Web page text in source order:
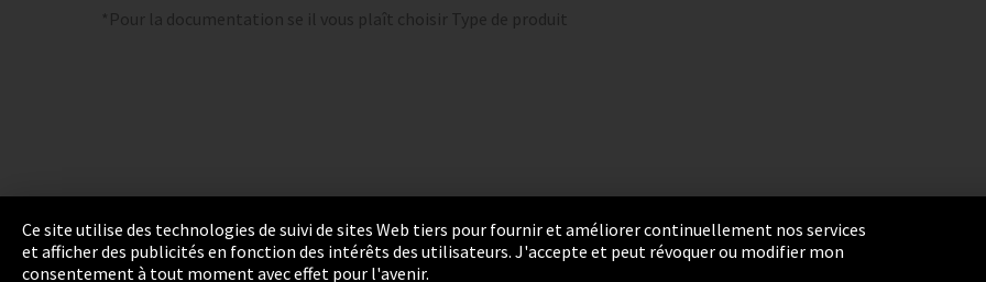
*Pour la documentation se il vous plaît choisir Type de produit
Empreinte Politique de confidentialité
Ce site utilise des technologies de suivi de sites Web tiers pour fournir et améliorer continuellement nos services
et afficher des publicités en fonction des intérêts des utilisateurs. J'accepte et peut révoquer ou modifier mon
consentement à tout moment avec effet pour l'avenir.